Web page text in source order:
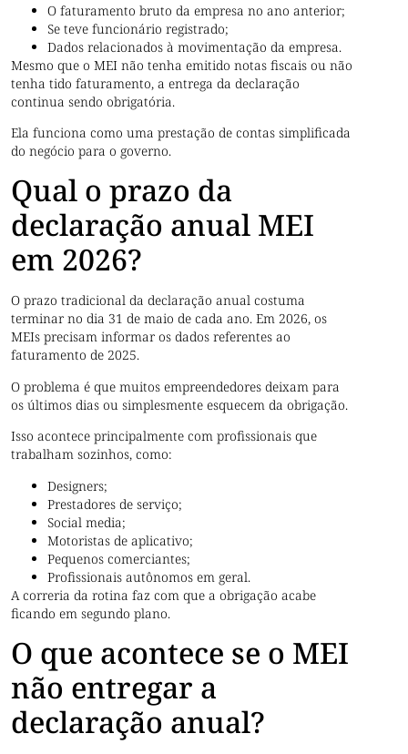
O faturamento bruto da empresa no ano anterior;
Se teve funcionário registrado;
Dados relacionados à movimentação da empresa.
Mesmo que o MEI não tenha emitido notas fiscais ou não
tenha tido faturamento, a entrega da declaração
continua sendo obrigatória.
Ela funciona como uma prestação de contas simplificada
do negócio para o governo.
Qual o prazo da
declaração anual MEI
em 2026?
O prazo tradicional da declaração anual costuma
terminar no dia 31 de maio de cada ano. Em 2026, os
MEIs precisam informar os dados referentes ao
faturamento de 2025.
O problema é que muitos empreendedores deixam para
os últimos dias ou simplesmente esquecem da obrigação.
Isso acontece principalmente com profissionais que
trabalham sozinhos, como:
Designers;
Prestadores de serviço;
Social media;
Motoristas de aplicativo;
Pequenos comerciantes;
Profissionais autônomos em geral.
A correria da rotina faz com que a obrigação acabe
ficando em segundo plano.
O que acontece se o MEI
não entregar a
declaração anual?